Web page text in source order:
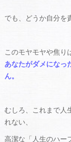
でも、どうか自分を
このモヤモヤや焦り
あなたがダメになっ
ん。
むしろ、これまで人
れない、
高潔な「人生のハー